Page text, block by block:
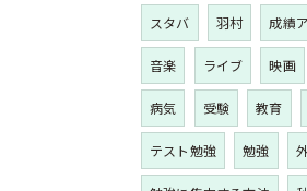
スタバ 羽村 成績
音楽 ライブ 映画
病気 受験 教育
テスト勉強 勉強